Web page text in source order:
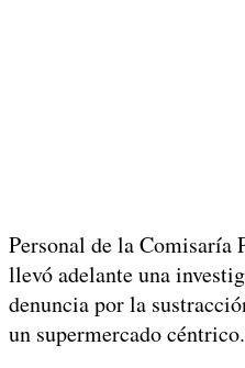
Personal de la Comisaría
llevó adelante una
denuncia por la
un supermercado céntrico.